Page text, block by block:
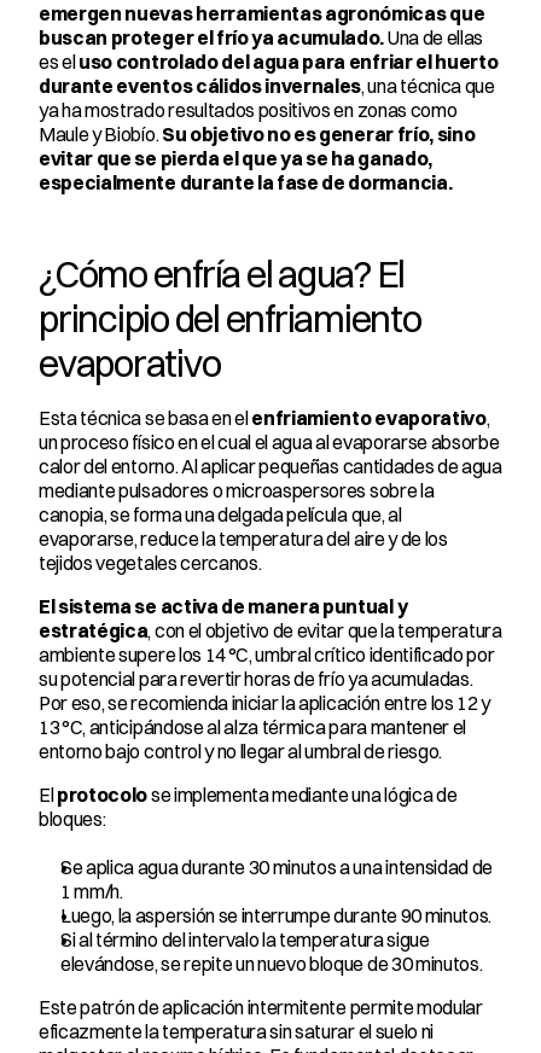
emergen nuevas herramientas agronómicas que
buscan proteger el frío ya acumulado. Una de ellas
es el uso controlado del agua para enfriar el huerto
durante eventos cálidos invernales, una técnica que
ya ha mostrado resultados positivos en zonas como
Maule y Biobío. Su objetivo no es generar frío, sino
evitar que se pierda el que ya se ha ganado,
especialmente durante la fase de dormancia.
¿Cómo enfría el agua? El
principio del enfriamiento
evaporativo
Esta técnica se basa en el enfriamiento evaporativo,
un proceso físico en el cual el agua al evaporarse absorbe
calor del entorno. Al aplicar pequeñas cantidades de agua
mediante pulsadores o microaspersores sobre la
canopia, se forma una delgada película que, al
evaporarse, reduce la temperatura del aire y de los
tejidos vegetales cercanos.
El sistema se activa de manera puntual y
estratégica, con el objetivo de evitar que la temperatura
ambiente supere los 14 °C, umbral crítico identificado por
su potencial para revertir horas de frío ya acumuladas.
Por eso, se recomienda iniciar la aplicación entre los 12 y
13 °C, anticipándose al alza térmica para mantener el
entorno bajo control y no llegar al umbral de riesgo.
El protocolo se implementa mediante una lógica de
bloques:
Se aplica agua durante 30 minutos a una intensidad de
1 mm/h.
Luego, la aspersión se interrumpe durante 90 minutos.
Si al término del intervalo la temperatura sigue
elevándose, se repite un nuevo bloque de 30 minutos.
Este patrón de aplicación intermitente permite modular
eficazmente la temperatura sin saturar el suelo ni